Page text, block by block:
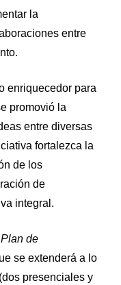
la
entre
enriquecedor para
promovió la
entre diversas
fortalezca la
de los
de
integral.
Plan de
se extenderá a lo
presenciales y